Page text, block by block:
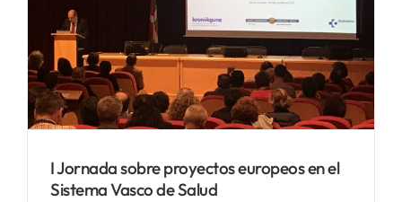
I Jornada sobre proyectos europeos en el
Sistema Vasco de Salud